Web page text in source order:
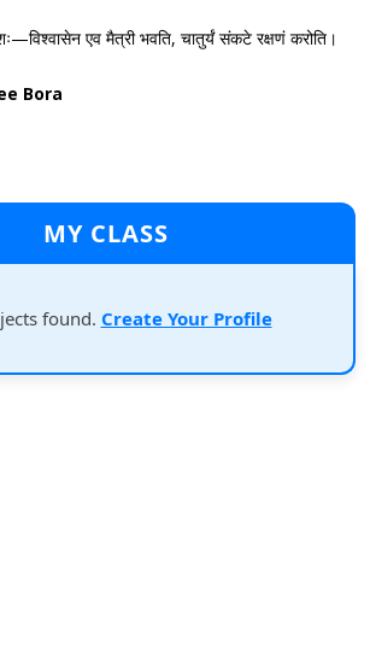
एव मैत्री भवति, चातुर्यं संकटे रक्षणं करोति।
Bora
MY CLASS
found. Create Your Profile